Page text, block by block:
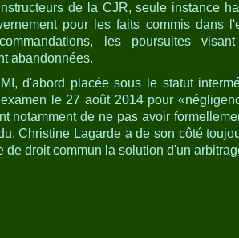
de la CJR, seule instance
pour les faits commis dans
les poursuites
abandonnées.
d'abord placée sous le statut
le 27 août 2014 pour
notamment de ne pas avoir
Christine Lagarde a de son côté
de droit commun la solution d'un